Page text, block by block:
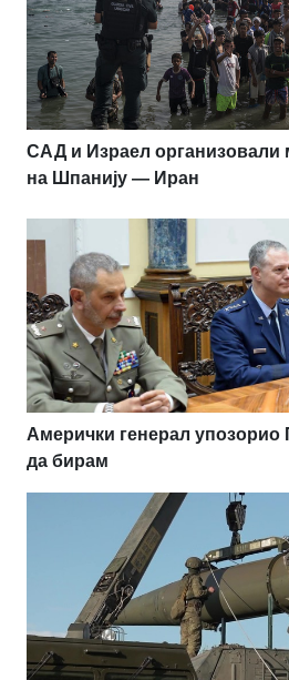
САД и Израел организовали
на Шпанију — Иран
Амерички генерал упозорио
да бирам